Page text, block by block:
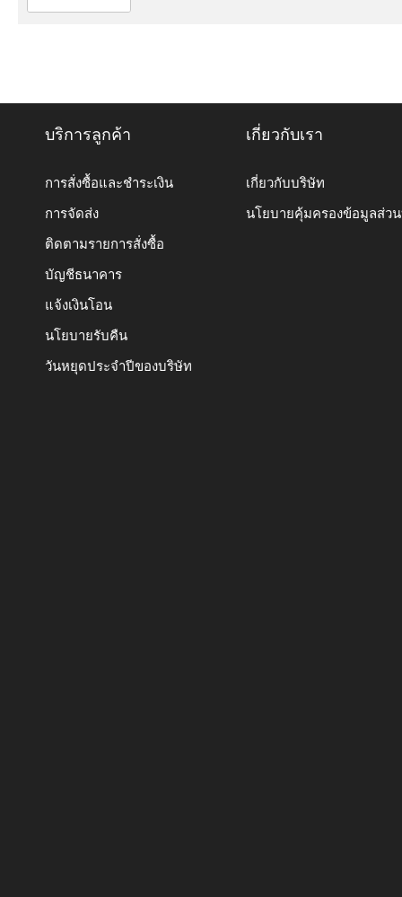
บริการลูกค้า
การสั่งซื้อและชำระเงิน
การจัดส่ง
ติดตามรายการสั่งซื้อ
บัญชีธนาคาร
แจ้งเงินโอน
นโยบายรับคืน
วันหยุดประจำปีของบริษัท
เกี่ยวกับเรา
เกี่ยวกับบริษัท
นโยบายคุ้มครองข้อมูลส่ว